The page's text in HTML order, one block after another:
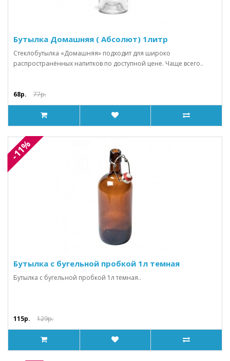
Бутылка Домашняя ( Абсолют) 1литр
Стеклобутылка «Домашняя» подходит для широко
распространённых напитков по доступной цене. Чаще всего..
68р. 77р.
-11%
Бутылка с бугельной пробкой 1л темная
Бутылка с бугельной пробкой 1л темная..
115р. 129р.